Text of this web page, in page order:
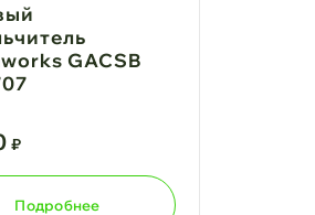
GACSB
₽
Подробнее